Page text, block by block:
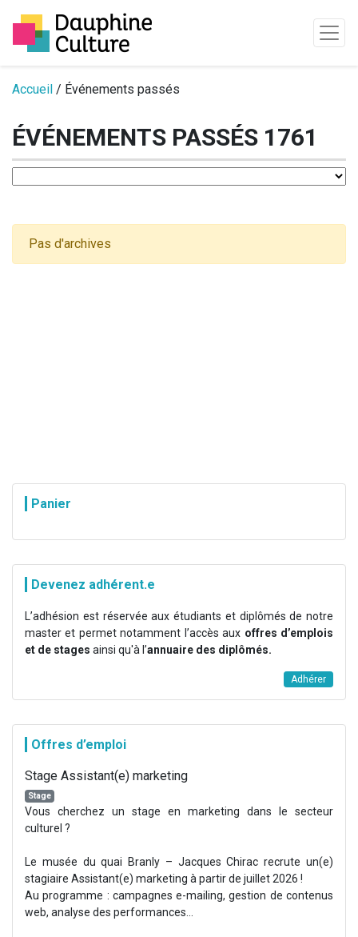
Passer au contenu
Accueil / Événements passés
ÉVÉNEMENTS PASSÉS 1761
Pas d'archives
Panier
Devenez adhérent.e
L’adhésion est réservée aux étudiants et diplômés de notre
master et permet notamment l’accès aux offres d’emplois
et de stages ainsi qu'à l’annuaire des diplômés.
Adhérer
Offres d’emploi
Stage Assistant(e) marketing
Stage
Vous cherchez un stage en marketing dans le secteur
culturel ?
Le musée du quai Branly – Jacques Chirac recrute un(e)
stagiaire Assistant(e) marketing à partir de juillet 2026 !
Au programme : campagnes e-mailing, gestion de contenus
web, analyse des performances...